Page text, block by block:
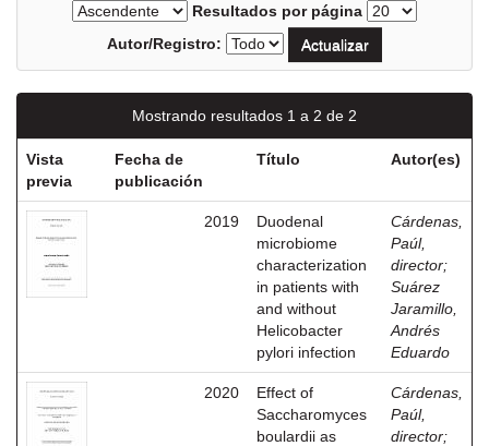
Resultados por página
Autor/Registro:
Mostrando resultados 1 a 2 de 2
Vista
previa
Fecha de
publicación
Título Autor(es)
2019
Duodenal
microbiome
characterization
in patients with
and without
Helicobacter
pylori infection
Cárdenas,
Paúl,
director;
Suárez
Jaramillo,
Andrés
Eduardo
2020
Effect of
Saccharomyces
boulardii as
Cárdenas,
Paúl,
director;